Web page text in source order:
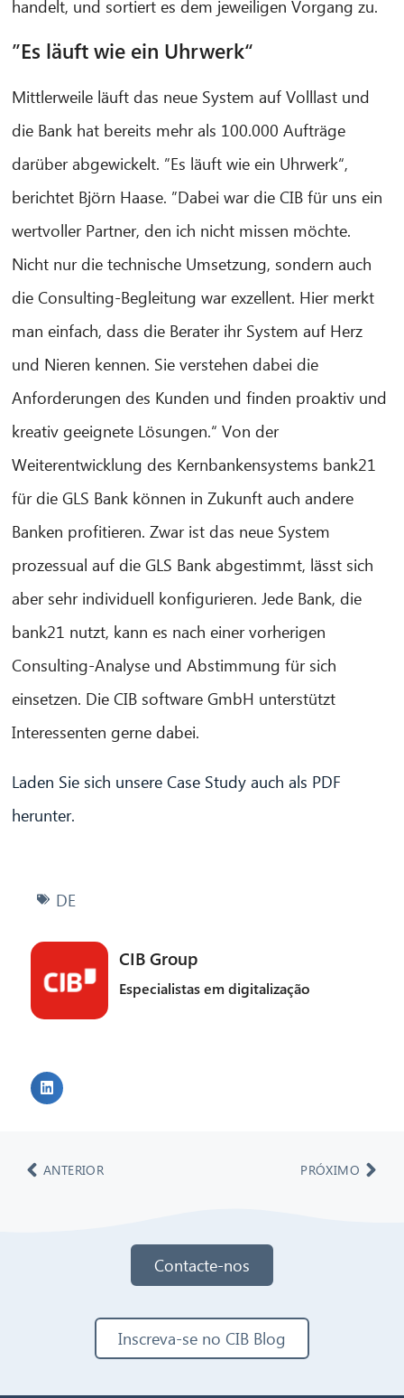
handelt, und sortiert es dem jeweiligen Vorgang zu.
”Es läuft wie ein Uhrwerk“
Mittlerweile läuft das neue System auf Volllast und
die Bank hat bereits mehr als 100.000 Aufträge
darüber abgewickelt. ”Es läuft wie ein Uhrwerk“,
berichtet Björn Haase. ”Dabei war die CIB für uns ein
wertvoller Partner, den ich nicht missen möchte.
Nicht nur die technische Umsetzung, sondern auch
die Consulting-Begleitung war exzellent. Hier merkt
man einfach, dass die Berater ihr System auf Herz
und Nieren kennen. Sie verstehen dabei die
Anforderungen des Kunden und finden proaktiv und
kreativ geeignete Lösungen.“ Von der
Weiterentwicklung des Kernbankensystems bank21
für die GLS Bank können in Zukunft auch andere
Banken profitieren. Zwar ist das neue System
prozessual auf die GLS Bank abgestimmt, lässt sich
aber sehr individuell konfigurieren. Jede Bank, die
bank21 nutzt, kann es nach einer vorherigen
Consulting-Analyse und Abstimmung für sich
einsetzen. Die CIB software GmbH unterstützt
Interessenten gerne dabei.
Laden Sie sich unsere Case Study auch als PDF
herunter.
DE
CIB Group
Especialistas em digitalização
ANTERIOR PRÓXIMO
Contacte-nos
Inscreva-se no CIB Blog